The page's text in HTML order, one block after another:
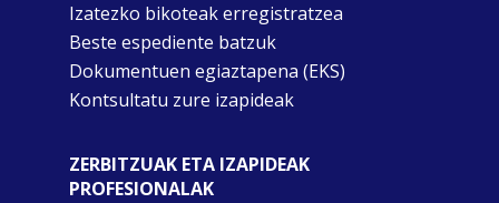
Izatezko bikoteak erregistratzea
Beste espediente batzuk
Dokumentuen egiaztapena (EKS)
Kontsultatu zure izapideak
ZERBITZUAK ETA IZAPIDEAK
PROFESIONALAK